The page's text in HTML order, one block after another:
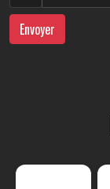
Envoyer